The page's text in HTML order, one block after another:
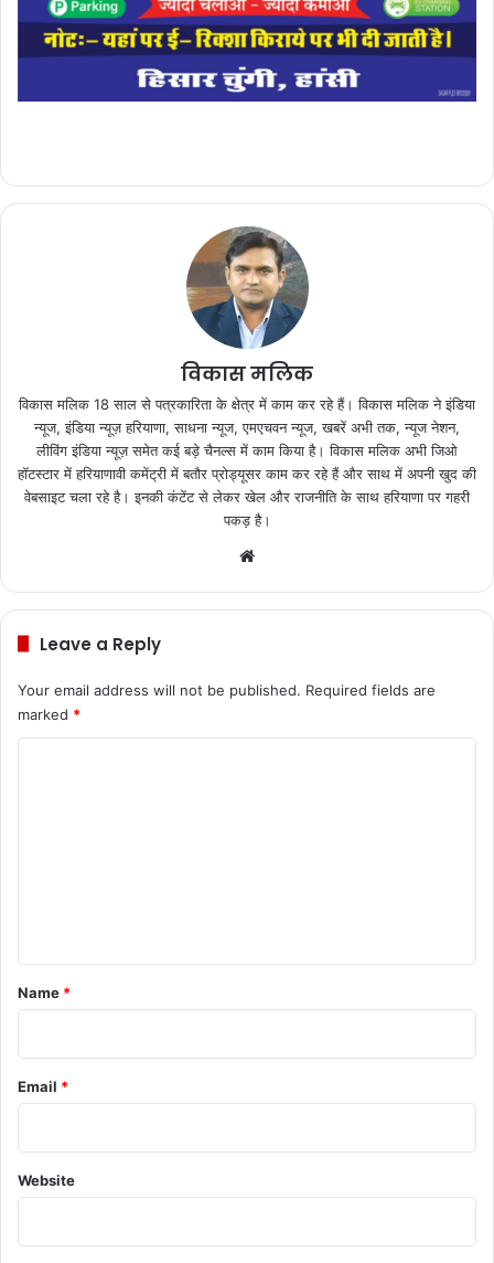
विकास मलिक
विकास मलिक 18 साल से पत्रकारिता के क्षेत्र में काम कर रहे हैं। विकास मलिक ने इंडिया
न्यूज, इंडिया न्यूज़ हरियाणा, साधना न्यूज, एमएचवन न्यूज, खबरें अभी तक, न्यूज नेशन,
लीविंग इंडिया न्यूज़ समेत कई बड़े चैनल्स में काम किया है। विकास मलिक अभी जिओ
हॉटस्टार में हरियाणावी कमेंट्री में बतौर प्रोड्यूसर काम कर रहे हैं और साथ में अपनी खुद की
वेबसाइट चला रहे है। इनकी कंटेंट से लेकर खेल और राजनीति के साथ हरियाणा पर गहरी
पकड़ है।
te
Leave a Reply
Your email address will not be published. Required fields are
marked *
*
Name *
Email *
Website